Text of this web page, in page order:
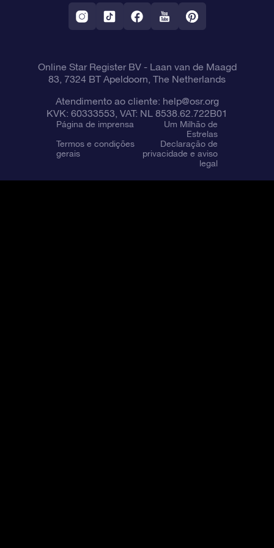
Aplicativo RV Fly me to the stars
Constelações
Online Star Register BV- Laan van de Maagd
83, 7324 BT Apeldoorn, The Netherlands
Atendimento ao cliente: help@osr.org
KVK: 60333553, VAT: NL 8538.62.722B01
Página de imprensa
Um Milhão de
Estrelas
Termos e condições
gerais
Declaração de
privacidade e aviso
legal